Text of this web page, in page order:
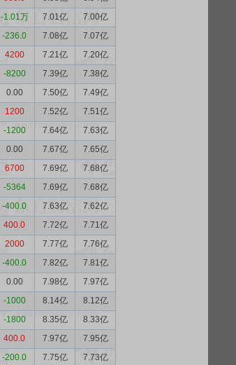
-1.01万 7.01亿
7.00亿
-236.0 7.08亿
7.07亿
4200 7.21亿
7.20亿
-8200 7.39亿
7.38亿
0.00 7.50亿
7.49亿
1200 7.52亿
7.51亿
-1200 7.64亿
7.63亿
0.00 7.67亿
7.65亿
6700 7.69亿
7.68亿
-5364 7.69亿
7.68亿
-400.0 7.63亿
7.62亿
400.0 7.72亿
7.71亿
2000 7.77亿
7.76亿
-400.0 7.82亿
7.81亿
0.00 7.98亿
7.97亿
-1000 8.14亿
8.12亿
-1800 8.35亿
8.33亿
400.0 7.97亿
7.95亿
-200.0 7.75亿
7.73亿